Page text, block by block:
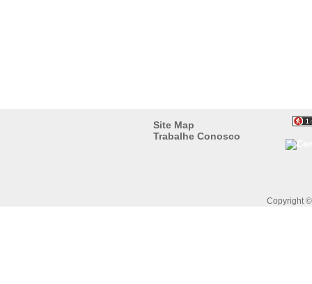
Copyright
Site Map
Trabalhe Conosco